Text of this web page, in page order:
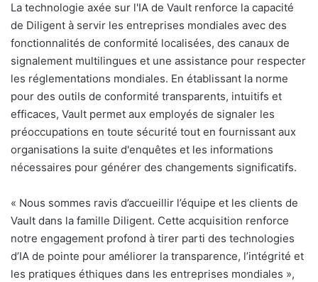
La technologie axée sur l'IA de Vault renforce la capacité
de Diligent à servir les entreprises mondiales avec des
fonctionnalités de conformité localisées, des canaux de
signalement multilingues et une assistance pour respecter
les réglementations mondiales. En établissant la norme
pour des outils de conformité transparents, intuitifs et
efficaces, Vault permet aux employés de signaler les
préoccupations en toute sécurité tout en fournissant aux
organisations la suite d'enquêtes et les informations
nécessaires pour générer des changements significatifs.
« Nous sommes ravis d’accueillir l’équipe et les clients de
Vault dans la famille Diligent. Cette acquisition renforce
notre engagement profond à tirer parti des technologies
d’IA de pointe pour améliorer la transparence, l’intégrité et
les pratiques éthiques dans les entreprises mondiales »,